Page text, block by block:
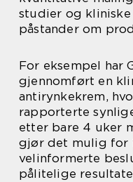
studier og
påstander om
For eksempel har
gjennomført en
antirynkekrem,
rapporterte
etter bare 4 uker
gjør det mulig for
velinformerte
pålitelige